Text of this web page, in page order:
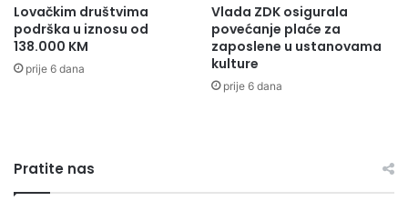
Lovačkim društvima
podrška u iznosu od
138.000 KM
prije 6 dana
Vlada ZDK osigurala
povećanje plaće za
zaposlene u ustanovama
kulture
prije 6 dana
Pratite nas